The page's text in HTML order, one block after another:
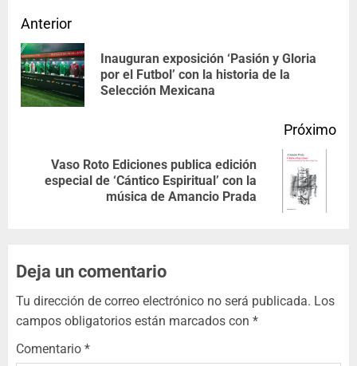
Anterior
Inauguran exposición ‘Pasión y Gloria
por el Futbol’ con la historia de la
Selección Mexicana
Próximo
Vaso Roto Ediciones publica edición
especial de ‘Cántico Espiritual’ con la
música de Amancio Prada
Deja un comentario
Tu dirección de correo electrónico no será publicada. Los
campos obligatorios están marcados con *
Comentario *